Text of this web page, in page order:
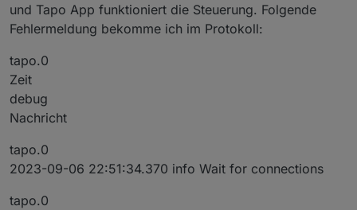
und Tapo App funktioniert die Steuerung. Folgende
Fehlermeldung bekomme ich im Protokoll:
tapo.0
Zeit
debug
Nachricht
tapo.0
2023-09-06 22:51:34.370 info Wait for connections
tapo.0